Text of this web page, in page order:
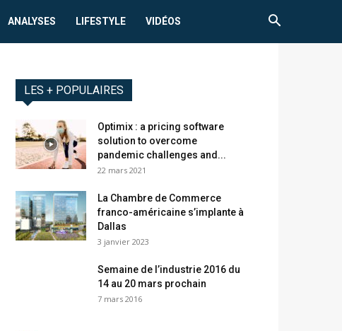
ANALYSES LIFESTYLE VIDÉOS
LES + POPULAIRES
Optimix : a pricing software
solution to overcome
pandemic challenges and...
22 mars 2021
La Chambre de Commerce
franco-américaine s’implante à
Dallas
3 janvier 2023
Semaine de l’industrie 2016 du
14 au 20 mars prochain
7 mars 2016